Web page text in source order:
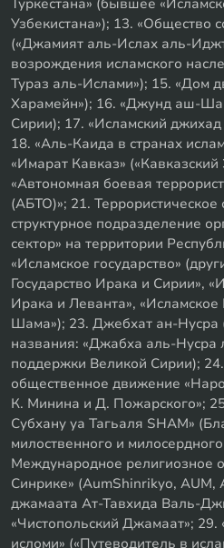
Узбекистана»); 13. «Общество
(«Джамият аль-Ислах аль-
возрождения исламского
Тураз аль-Ислами»); 15. «Дом
Харамейн»); 16. «Джунд аш-
Сирии); 17. «Исламский
18. «Аль-Каида в странах
«Имарат Кавказ»
«Автономная боевая
(АБТО)»; 21. Террористическое
структурное подразделение
сектор» на территории
«Исламское государство»
Государство Ирака и Сирии»,
Ирака и Леванта», «Исламское
Шама»); 23. Джебхат ан-Нусра
названия: «Джабха аль-
поддержки Великой Сирии); 24.
общественное движение
К. Минина и Д. Пожарского»;
Субхану уа Тагьаля SHAM»
милоственного и
Международное религиозное
Синрике» (AumShinrikyo,
джамаата Ат-Тавхида Валь-
«Чистопольский Джамаат»; 29.
исломи» («Путеводитель в